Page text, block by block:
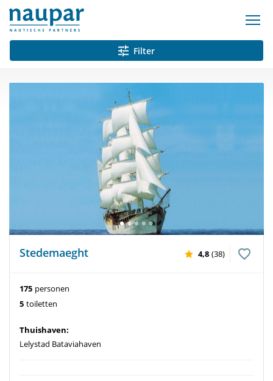
Filter
Stedemaeght 4,8 (38)
175 personen
5 toiletten
Thuishaven:
Lelystad Bataviahaven